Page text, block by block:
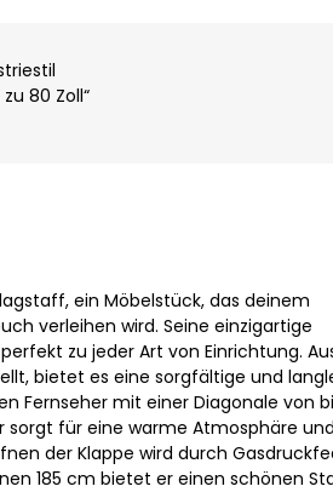
80 Zoll“
ein Möbelstück, das deinem
verleihen wird. Seine einzigartige
zu jeder Art von Einrichtung.
bietet es eine sorgfältige und
Fernseher mit einer Diagonale von
sorgt für eine warme Atmosphäre
der Klappe wird durch
185 cm bietet er einen schönen